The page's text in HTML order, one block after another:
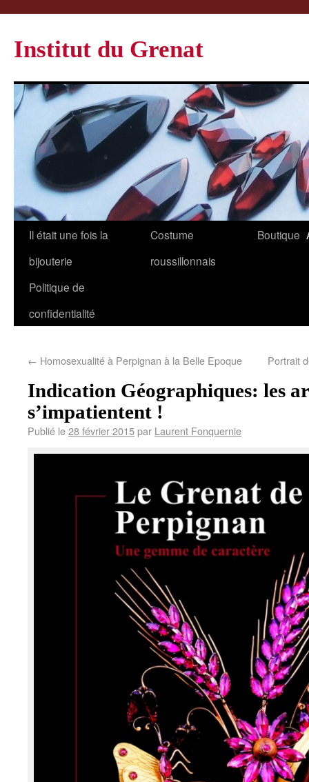
Institut du Grenat
Il était une fois la
bijouterie
Costume
roussillonnais
Boutique
Politique de
confidentialité
← Homosexualité à Perpignan à la Belle Epoque Portrait
Indication Géographiques: les
s’impatientent !
Publié le28 février 2015par Laurent Fonquernie